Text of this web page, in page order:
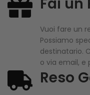
Vuoi fare un
Possiamo
destinatario.
o via email, e
Reso